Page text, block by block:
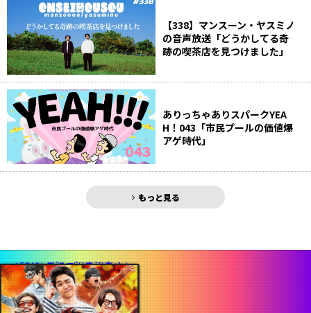
【338】マンスーン・ヤスミノ
の音声放送「どうかしてる奇
跡の喫茶店を見つけました」
ありっちゃありスパークYEA
H！043「市民プールの価値爆
アゲ時代」
もっと見る